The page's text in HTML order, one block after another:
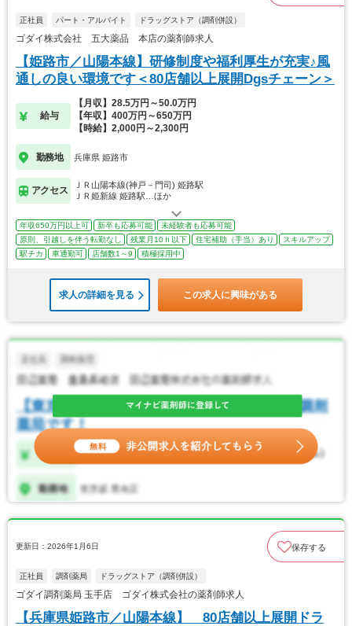
正社員 パート・アルバイト ドラッグストア（調剤併設）
ゴダイ株式会社 五大薬品 本店の薬剤師求人
【姫路市／山陽本線】研修制度や福利厚生が充実♪風
通しの良い環境です＜80店舗以上展開Dgsチェーン＞
給与
【月収】28.5万円～50.0万円
【年収】400万円～650万円
【時給】2,000円～2,300円
勤務地 兵庫県 姫路市
アクセス
ＪＲ山陽本線(神戸－門司) 姫路駅
ＪＲ姫新線 姫路駅…ほか
年収650万円以上可 新卒も応募可能
未経験者も応募可能
原則、引越しを伴う転勤なし
残業月10ｈ以下 住宅補助（手当）あり
スキルアップ
駅チカ
車通勤可 店舗数1～9 積極採用中
求人の詳細を見る この求人に興味がある
更新日：2026年1月6日 保存する
正社員 調剤薬局 ドラッグストア（調剤併設）
ゴダイ調剤薬局 玉手店 ゴダイ株式会社の薬剤師求人
【兵庫県姫路市／山陽本線】 80店舗以上展開ドラ